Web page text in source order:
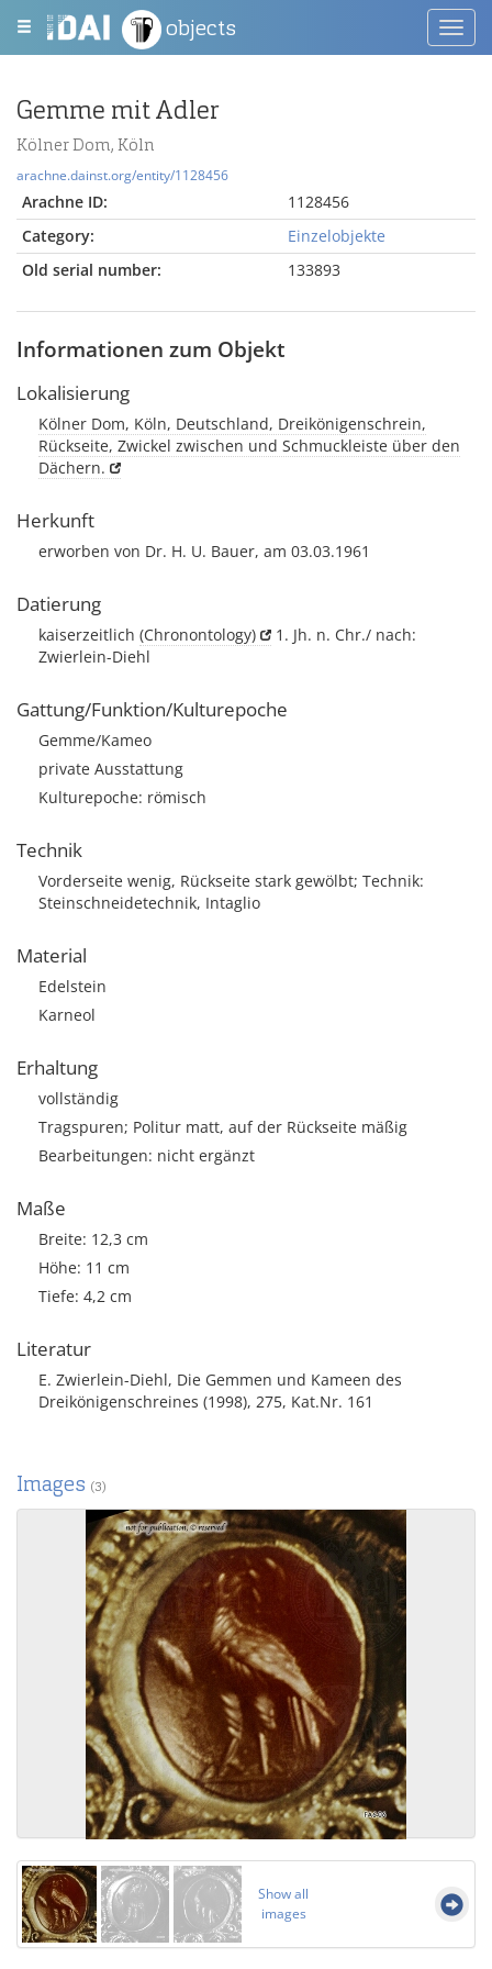
objects
Gemme mit Adler
Kölner Dom, Köln
arachne.dainst.org/entity/1128456
Arachne ID:
1128456
Category:
Einzelobjekte
Old serial number:
133893
Informationen zum Objekt
Lokalisierung
Kölner Dom, Köln, Deutschland, Dreikönigenschrein,
Rückseite, Zwickel zwischen und Schmuckleiste über den
Dächern.
Herkunft
erworben von Dr. H. U. Bauer, am 03.03.1961
Datierung
kaiserzeitlich (Chronontology)
1. Jh. n. Chr./ nach:
Zwierlein-Diehl
Gattung/Funktion/Kulturepoche
Gemme/Kameo
private Ausstattung
Kulturepoche: römisch
Technik
Vorderseite wenig, Rückseite stark gewölbt; Technik:
Steinschneidetechnik, Intaglio
Material
Edelstein
Karneol
Erhaltung
vollständig
Tragspuren; Politur matt, auf der Rückseite mäßig
Bearbeitungen: nicht ergänzt
Maße
Breite: 12,3 cm
Höhe: 11 cm
Tiefe: 4,2 cm
Literatur
E. Zwierlein-Diehl, Die Gemmen und Kameen des
Dreikönigenschreines (1998), 275, Kat.Nr. 161
Images (3)
Show all
images